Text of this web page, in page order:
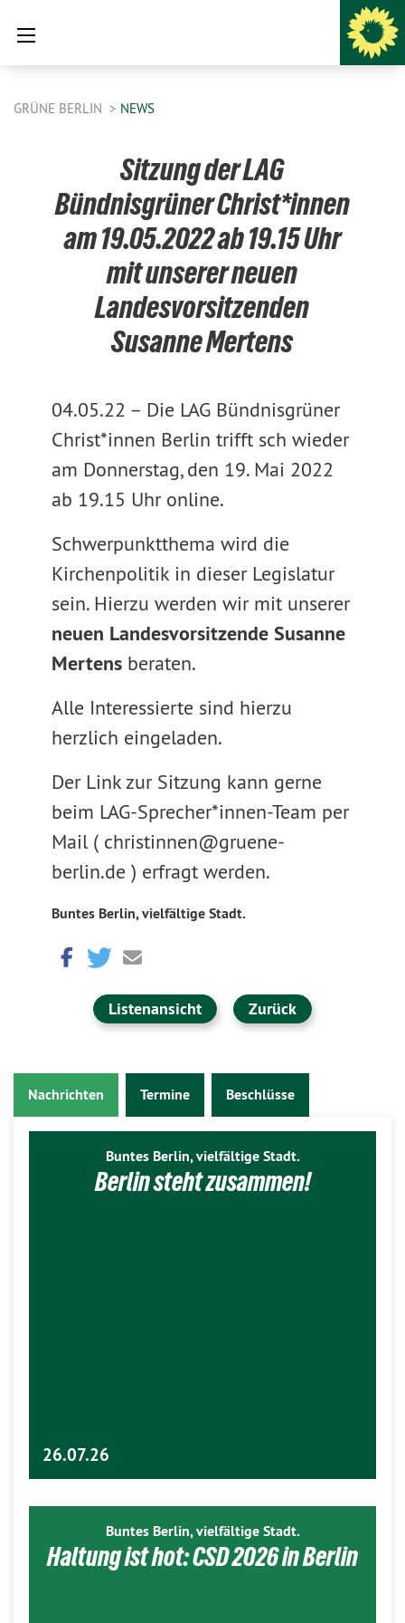
GRÜNE BERLIN NEWS
Sitzung der LAG
Bündnisgrüner Christ*innen
am 19.05.2022 ab 19.15 Uhr
mit unserer neuen
Landesvorsitzenden
Susanne Mertens
04.05.22 – Die LAG Bündnisgrüner
Christ*innen Berlin trifft sch wieder
am Donnerstag, den 19. Mai 2022
ab 19.15 Uhr online.
Schwerpunktthema wird die
Kirchenpolitik in dieser Legislatur
sein. Hierzu werden wir mit unserer
neuen Landesvorsitzende Susanne
Mertensberaten.
Alle Interessierte sind hierzu
herzlich eingeladen.
Der Link zur Sitzung kann gerne
beim LAG-Sprecher*innen-Team per
Mail ( christinnen@gruene-
berlin.de ) erfragt werden.
Buntes Berlin, vielfältige Stadt.
Listenansicht Zurück
Nachrichten Termine Beschlüsse
Buntes Berlin, vielfältige Stadt.
Berlin steht zusammen!
26.07.26
Buntes Berlin, vielfältige Stadt.
Haltung ist hot: CSD 2026 in Berlin